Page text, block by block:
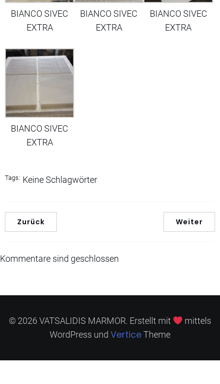
BIANCO SIVEC
EXTRA
BIANCO SIVEC
EXTRA
BIANCO SIVEC
EXTRA
BIANCO SIVEC
EXTRA
Tags: Keine Schlagwörter
Zurück Weiter
Kommentare sind geschlossen
© 2026 VATSALIDIS MARMOR. Erstellt mit
mittels
WordPress und VerticeTheme